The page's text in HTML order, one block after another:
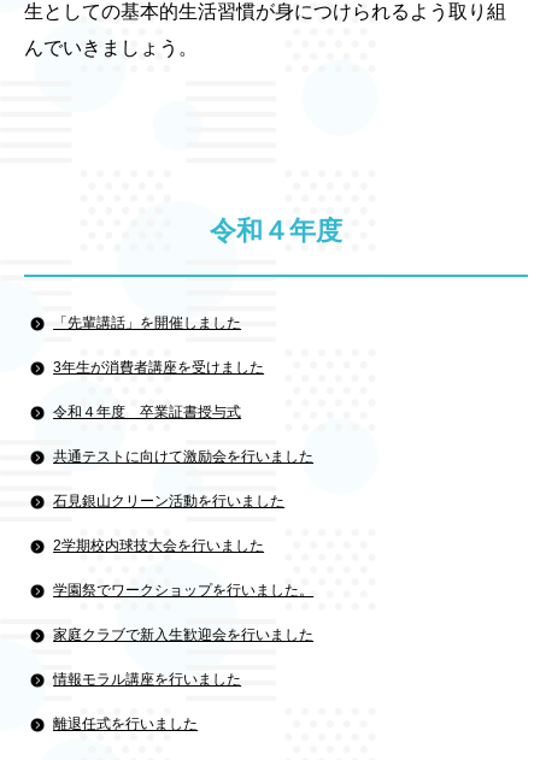
生としての基本的生活習慣が身につけられるよう取り組
んでいきましょう。
令和４年度
「先輩講話」を開催しました
3年生が消費者講座を受けました
令和４年度 卒業証書授与式
共通テストに向けて激励会を行いました
石見銀山クリーン活動を行いました
2学期校内球技大会を行いました
学園祭でワークショップを行いました。
家庭クラブで新入生歓迎会を行いました
情報モラル講座を行いました
離退任式を行いました